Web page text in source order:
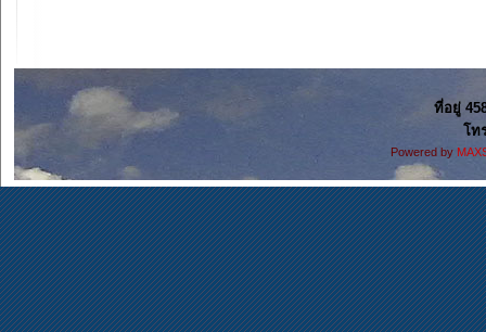
ที่อยู่
โท
Powered by